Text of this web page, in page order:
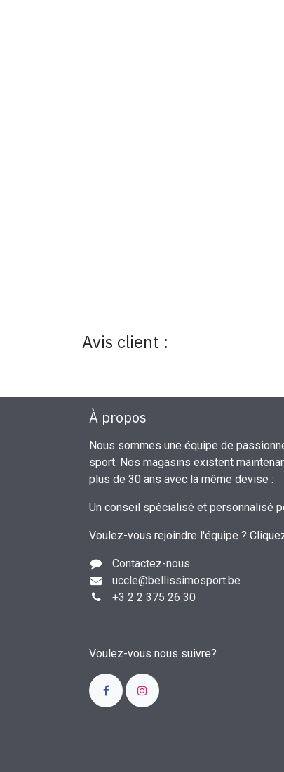
Avis client :
À propos
Nous sommes une équipe de
sport. Nos magasins existent
plus de 30 ans avec la même devise :
Un conseil spécialisé et personnalisé
Voulez-vous rejoindre l'équipe ?
Contactez-nous
uccle@bellissimosport.be
+3 2 2 375 26 30
Voulez-vous nous suivre?